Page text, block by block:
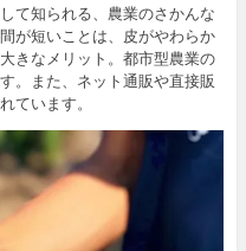
て知られる、農業のさかんな
が短いことは、皮がやわらか
きなメリット。都市型農業の
。また、ネット通販や直接販
ています。